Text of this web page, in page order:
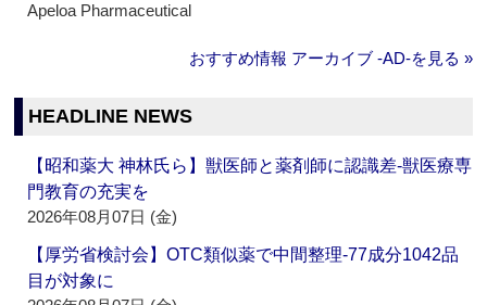
Apeloa Pharmaceutical
おすすめ情報 アーカイブ ‐AD‐を見る »
HEADLINE NEWS
【昭和薬大 神林氏ら】獣医師と薬剤師に認識差‐獣医療専
門教育の充実を
2026年08月07日 (金)
【厚労省検討会】OTC類似薬で中間整理‐77成分1042品
目が対象に